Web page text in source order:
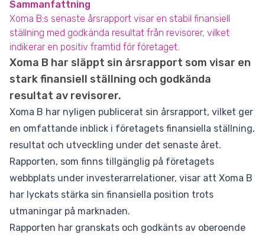
Sammanfattning
Xoma B:s senaste årsrapport visar en stabil finansiell
ställning med godkända resultat från revisorer, vilket
indikerar en positiv framtid för företaget.
Xoma B har släppt sin årsrapport som visar en
stark finansiell ställning och godkända
resultat av revisorer.
Xoma B har nyligen publicerat sin årsrapport, vilket ger
en omfattande inblick i företagets finansiella ställning,
resultat och utveckling under det senaste året.
Rapporten, som finns tillgänglig på företagets
webbplats under investerarrelationer, visar att Xoma B
har lyckats stärka sin finansiella position trots
utmaningar på marknaden.
Rapporten har granskats och godkänts av oberoende